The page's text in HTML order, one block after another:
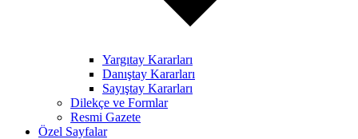
Yargıtay Kararları
Danıştay Kararları
Sayıştay Kararları
Dilekçe ve Formlar
Resmi Gazete
Özel Sayfalar